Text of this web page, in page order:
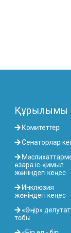
Құрылымы
Комитеттер
Сенаторлар
өзара іс-қимыл
жөніндегі кеңес
Инклюзия
жөніндегі кеңес
«Өңір»
тобы